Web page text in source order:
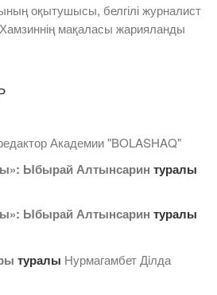
оқытушысы, белгілі журналист
мақаласы жарияланды
Академии "BOLASHAQ"
Ыбырай Алтынсарин туралы
Ыбырай Алтынсарин туралы
туралы Нурмагамбет Дiлда